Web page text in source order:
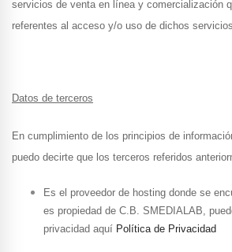
servicios de venta en línea y comercialización
referentes al acceso y/o uso de dichos servicios.
Datos de terceros
En cumplimiento de los principios de
puedo decirte que los terceros referidos
Es el proveedor de hosting donde se
es propiedad de C.B. SMEDIALAB,
privacidad aquí Política de Privacidad